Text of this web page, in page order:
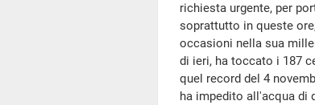
richiesta urgente, per
soprattutto in queste
occasioni nella sua
di ieri, ha toccato i 187
quel record del 4
ha impedito all'acqua di